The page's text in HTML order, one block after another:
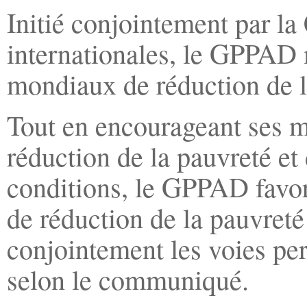
Initié conjointement par la
internationales, le GPPAD
mondiaux de réduction
Tout en encourageant ses
réduction de la pauvreté
conditions, le GPPAD
de réduction de la
conjointement les voies
selon le communiqué.